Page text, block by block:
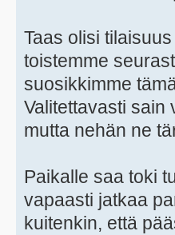
Taas olisi
toistemme
suosikkimme
Valitettavasti sain
mutta nehän ne
Paikalle saa toki
vapaasti jatkaa
kuitenkin, että